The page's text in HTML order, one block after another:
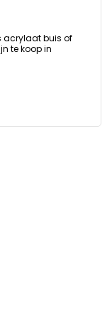
acrylaat buis of
te koop in